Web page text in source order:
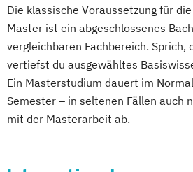
Die klassische Voraussetzung für
Master ist ein abgeschlossenes
vergleichbaren Fachbereich. Sprich,
vertiefst du ausgewähltes
Ein Masterstudium dauert im
Semester – in seltenen Fällen auch
mit der Masterarbeit ab.